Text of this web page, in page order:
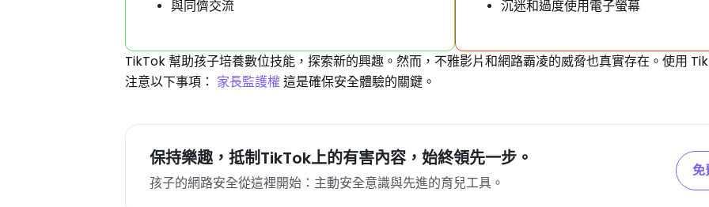
與同儕交流
沉迷和過度使用電子螢幕
TikTok 幫助孩子培養數位技能，探索新的興趣。然而，不雅影片和網路霸凌的威脅也真實存在。使用
注意以下事項： 家長監護權這是確保安全體驗的關鍵。
保持樂趣，抵制TikTok上的有害內容，始終領先一步。
孩子的網路安全從這裡開始：主動安全意識與先進的育兒工具。
免